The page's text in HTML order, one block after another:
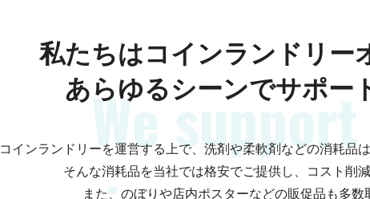
私たちはコインランドリー
あらゆるシーンでサポー
コインランドリーを運営する上で、洗剤や柔軟剤などの消耗品
そんな消耗品を当社では格安でご提供し、コスト削
また、のぼりや店内ポスターなどの販促品も多数